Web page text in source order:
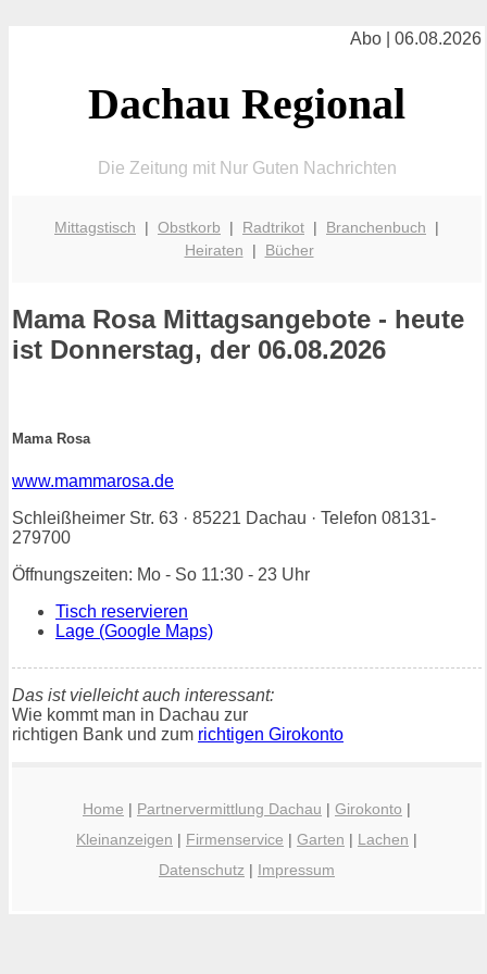
Abo | 06.08.2026
Dachau Regional
Die Zeitung mit Nur Guten Nachrichten
Mittagstisch | Obstkorb | Radtrikot | Branchenbuch |
Heiraten | Bücher
Mama RosaMittagsangebote - heute
ist Donnerstag, der 06.08.2026
Mama Rosa
www.mammarosa.de
Schleißheimer Str. 63 · 85221 Dachau · Telefon 08131-
279700
Öffnungszeiten: Mo - So 11:30 - 23 Uhr
Tisch reservieren
Lage (Google Maps)
Das ist vielleicht auch interessant:
Wie kommt man in Dachau zur
richtigen Bank und zum richtigen Girokonto
Home | Partnervermittlung Dachau | Girokonto |
Kleinanzeigen | Firmenservice | Garten | Lachen |
Datenschutz | Impressum